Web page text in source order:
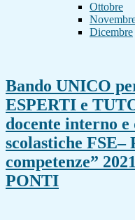
Ottobre
Dicembre
Bando UNICO
ESPERTI e
docente interno
scolastiche FSE–
competenze”
PONTI